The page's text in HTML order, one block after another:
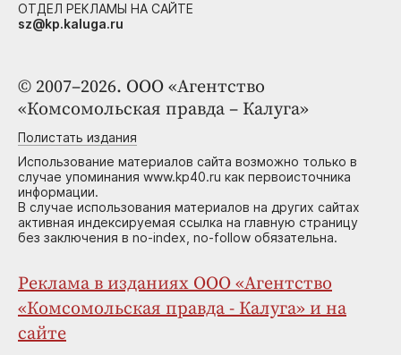
© 2007–2026. ООО «Агентство
«Комсомольская правда – Калуга»
Полистать издания
Использование материалов сайта возможно только в
случае упоминания www.kp40.ru как первоисточника
информации.
В случае использования материалов на других сайтах
активная индексируемая ссылка на главную страницу
без заключения в no-index, no-follow обязательна.
Реклама в изданиях ООО «Агентство
«Комсомольская правда - Калуга» и на
сайте
ОТДЕЛ РЕКЛАМЫ НА САЙТЕ
sz@kp.kaluga.ru